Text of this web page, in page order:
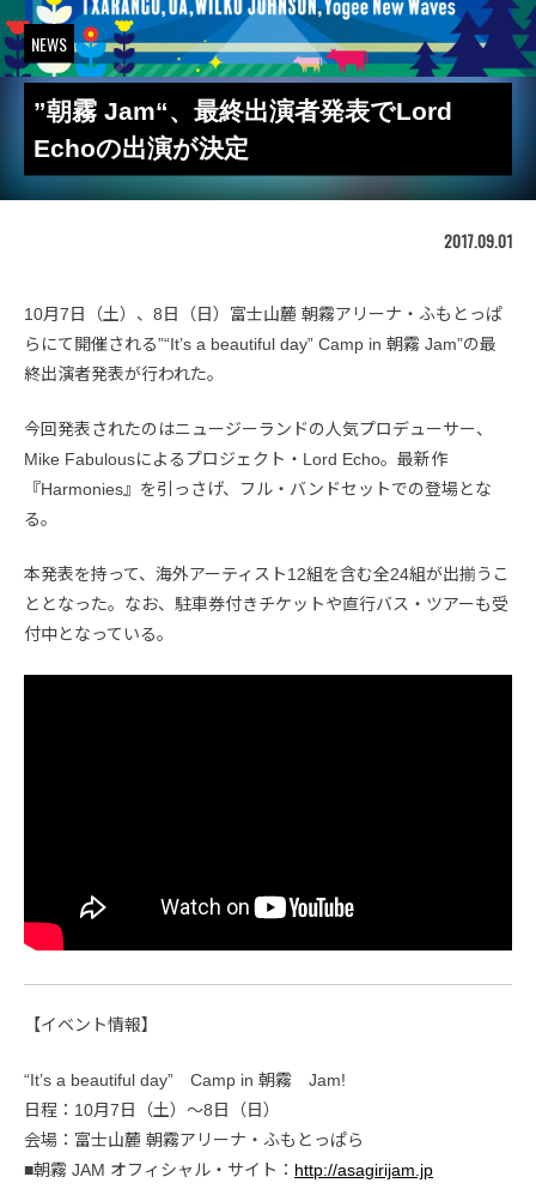
NEWS
”朝霧 Jam“、最終出演者発表でLord
Echoの出演が決定
2017.09.01
10月7日（土）、8日（日）富士山麓 朝霧アリーナ・ふもとっぱ
らにて開催される”“It’s a beautiful day” Camp in 朝霧 Jam”の最
終出演者発表が行われた。
今回発表されたのはニュージーランドの人気プロデューサー、
Mike Fabulousによるプロジェクト・Lord Echo。最新作
『Harmonies』を引っさげ、フル・バンドセットでの登場とな
る。
本発表を持って、海外アーティスト12組を含む全24組が出揃うこ
ととなった。なお、駐車券付きチケットや直行バス・ツアーも受
付中となっている。
【イベント情報】
“It’s a beautiful day” Camp in 朝霧 Jam!
日程：10月7日（土）〜8日（日）
会場：富士山麓 朝霧アリーナ・ふもとっぱら
■朝霧 JAM オフィシャル・サイト： http://asagirijam.jp